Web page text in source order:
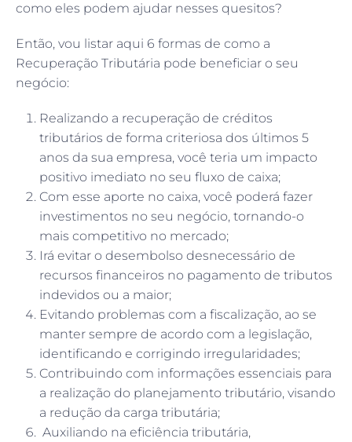
como eles podem ajudar nesses quesitos?
Então, vou listar aqui 6 formas de como a
Recuperação Tributária pode beneficiar o seu
negócio:
Realizando a recuperação de créditos
tributários de forma criteriosa dos últimos 5
anos da sua empresa, você teria um impacto
positivo imediato no seu fluxo de caixa;
Com esse aporte no caixa, você poderá fazer
investimentos no seu negócio, tornando-o
mais competitivo no mercado;
Irá evitar o desembolso desnecessário de
recursos financeiros no pagamento de tributos
indevidos ou a maior;
Evitando problemas com a fiscalização, ao se
manter sempre de acordo com a legislação,
identificando e corrigindo irregularidades;
Contribuindo com informações essenciais para
a realização do planejamento tributário, visando
a redução da carga tributária;
Auxiliando na eficiência tributária,